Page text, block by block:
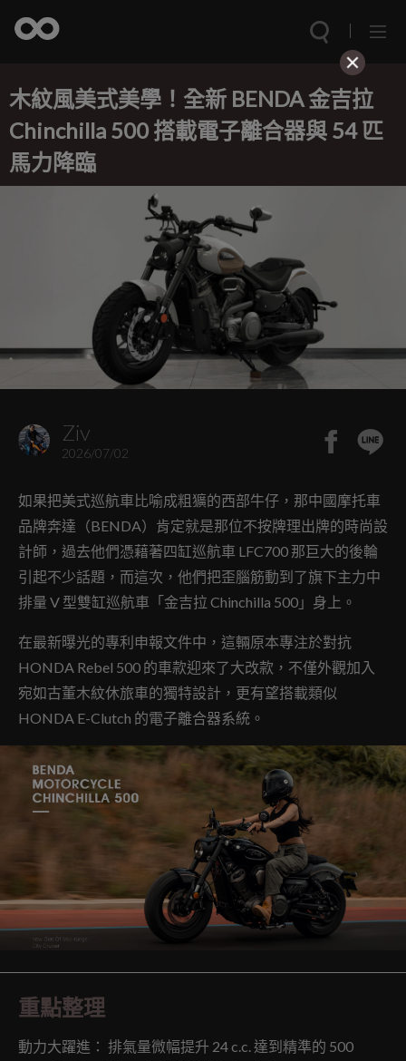
木紋風美式美學！全新 BENDA 金吉拉
Chinchilla 500 搭載電子離合器與 54 匹
馬力降臨
Ziv
2026/07/02
如果把美式巡航車比喻成粗獷的西部牛仔，那中國摩托車
品牌奔達（BENDA）肯定就是那位不按牌理出牌的時尚設
計師，過去他們憑藉著四缸巡航車 LFC700 那巨大的後輪
引起不少話題，而這次，他們把歪腦筋動到了旗下主力中
排量 V 型雙缸巡航車「金吉拉 Chinchilla 500」身上。
在最新曝光的專利申報文件中，這輛原本專注於對抗
HONDA Rebel 500 的車款迎來了大改款，不僅外觀加入
宛如古董木紋休旅車的獨特設計，更有望搭載類似
HONDA E-Clutch 的電子離合器系統。
重點整理
動力大躍進： 排氣量微幅提升 24 c.c. 達到精準的 500